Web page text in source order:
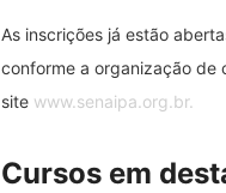
As inscrições já estão
conforme a organização de
site www.senaipa.org.br.
Cursos em